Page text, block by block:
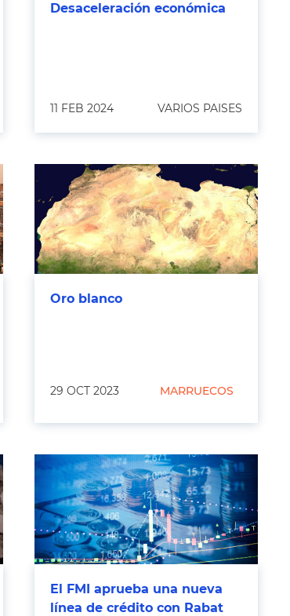
Desaceleración económica
11 FEB 2024 VARIOS PAISES
Oro blanco
29 OCT 2023 MARRUECOS
El FMI aprueba una nueva
línea de crédito con Rabat